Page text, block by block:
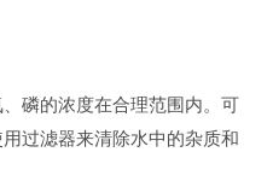
磷的浓度在合理范围内。可
过滤器来清除水中的杂质和